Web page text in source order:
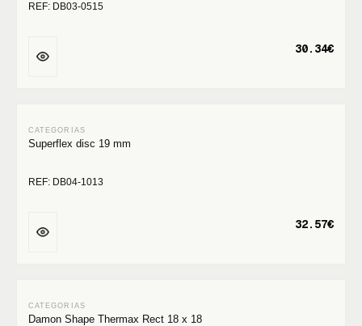
REF: DB03-0515
30.34€
Superflex disc 19 mm
REF: DB04-1013
32.57€
Damon Shape Thermax Rect 18 x 18